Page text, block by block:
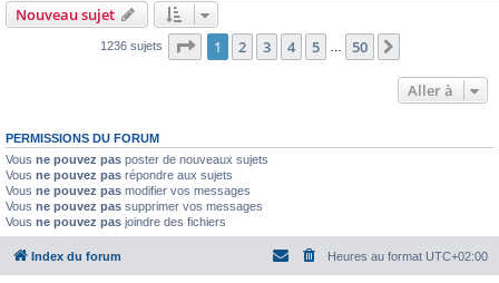
Nouveau sujet
1236 sujets Page 1sur50
1 2 3 4 5 … 50
Aller à
PERMISSIONS DU FORUM
Vous ne pouvez pas poster de nouveaux sujets
Vous ne pouvez pas répondre aux sujets
Vous ne pouvez pas modifier vos messages
Vous ne pouvez pas supprimer vos messages
Vous ne pouvez pas joindre des fichiers
Index du forum Heures au format UTC+02:00